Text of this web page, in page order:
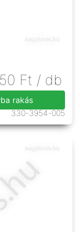
Ft / db
rakás
330-3954-005